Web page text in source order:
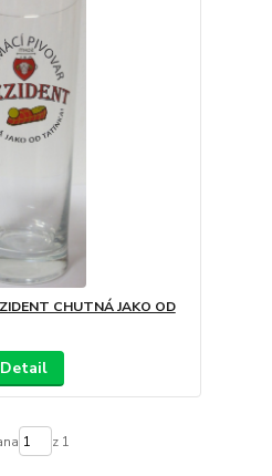
CHUTNÁ JAKO OD
Detail
z 1